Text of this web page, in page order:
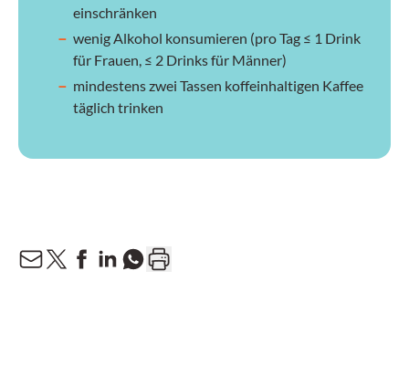
einschränken
wenig Alkohol konsumieren (pro Tag ≤ 1 Drink
für Frauen, ≤ 2 Drinks für Männer)
mindestens zwei Tassen koffeinhaltigen Kaffee
täglich trinken